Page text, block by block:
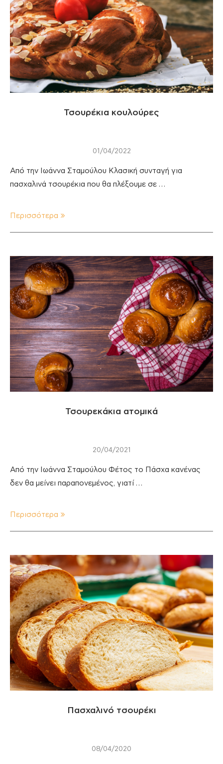
Τσουρέκια κουλούρες
01/04/2022
Από την Ιωάννα Σταμούλου Κλασική συνταγή για
πασχαλινά τσουρέκια που θα πλέξουμε σε …
Περισσότερα
Τσουρεκάκια ατομικά
20/04/2021
Από την Ιωάννα Σταμούλου Φέτος το Πάσχα κανένας
δεν θα μείνει παραπονεμένος, γιατί …
Περισσότερα
Πασχαλινό τσουρέκι
08/04/2020